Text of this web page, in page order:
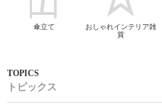
傘立て
おしゃれインテリア雑
貨
トピックス